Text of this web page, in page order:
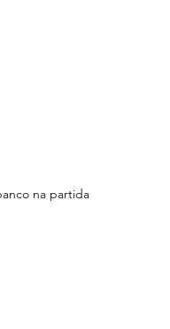
na partida